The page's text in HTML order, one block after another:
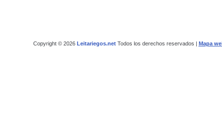
Copyright © 2026 Leitariegos.netTodos los derechos reservados | Mapa